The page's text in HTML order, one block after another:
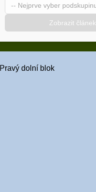
Zobrazit článek
Pravý dolní blok